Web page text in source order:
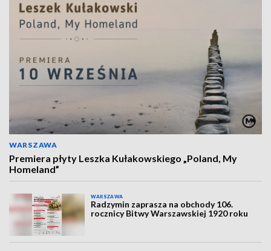
WARSZAWA
Premiera płyty Leszka Kułakowskiego „Poland, My
Homeland”
WARSZAWA
Radzymin zaprasza na obchody 106.
rocznicy Bitwy Warszawskiej 1920 roku